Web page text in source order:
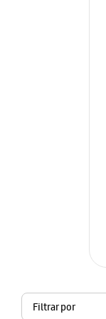
Filtrar por